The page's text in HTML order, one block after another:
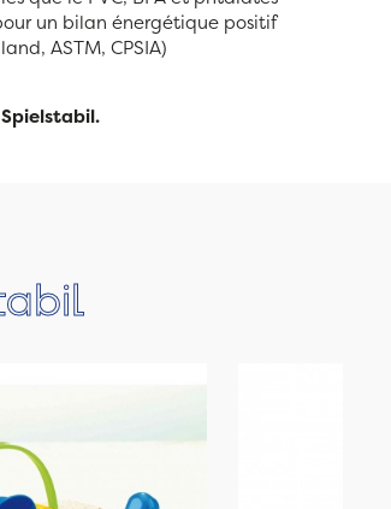
un bilan énergétique positif
ASTM, CPSIA)